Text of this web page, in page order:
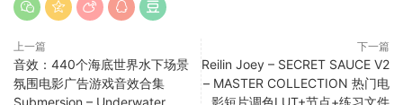
上一篇
音效：440个海底世界水下场景
氛围电影广告游戏音效合集
下一篇
Reilin Joey – SECRET SAUCE V2
– MASTER COLLECTION 热门电